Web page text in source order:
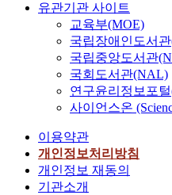
유관기관 사이트
교육부(MOE)
국립장애인도서
국립중앙도서관
국회도서관(NAL)
연구윤리정보포
사이언스온
이용약관
개인정보처리방침
개인정보 재동의
기관소개